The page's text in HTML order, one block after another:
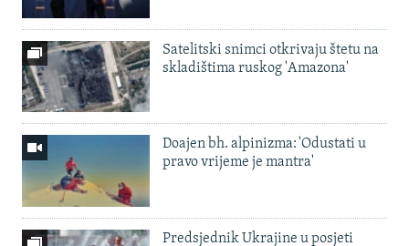
Satelitski snimci otkrivaju štetu na
skladištima ruskog 'Amazona'
Doajen bh. alpinizma: 'Odustati u
pravo vrijeme je mantra'
Predsjednik Ukrajine u posjeti